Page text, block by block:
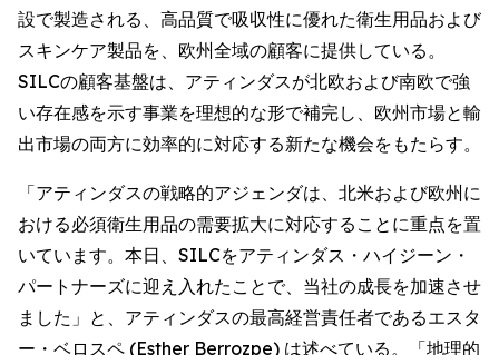
設で製造される、高品質で吸収性に優れた衛生用品および
スキンケア製品を、欧州全域の顧客に提供している。
SILCの顧客基盤は、アティンダスが北欧および南欧で強
い存在感を示す事業を理想的な形で補完し、欧州市場と輸
出市場の両方に効率的に対応する新たな機会をもたらす。
「アティンダスの戦略的アジェンダは、北米および欧州に
おける必須衛生用品の需要拡大に対応することに重点を置
いています。本日、SILCをアティンダス・ハイジーン・
パートナーズに迎え入れたことで、当社の成長を加速させ
ました」と、アティンダスの最高経営責任者であるエスタ
ー・ベロスペ (Esther Berrozpe) は述べている。「地理的